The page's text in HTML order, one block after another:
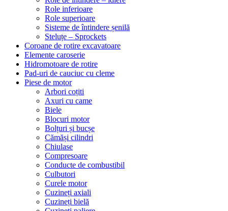
Role inferioare
Role superioare
Sisteme de întindere șenilă
Steluțe – Sprockets
Coroane de rotire excavatoare
Elemente caroserie
Hidromotoare de rotire
Pad-uri de cauciuc cu cleme
Piese de motor
Arbori coțiti
Axuri cu came
Biele
Blocuri motor
Bolțuri și bucșe
Cămăși cilindri
Chiulase
Compresoare
Conducte de combustibil
Culbutori
Curele motor
Cuzineți axiali
Cuzineți bielă